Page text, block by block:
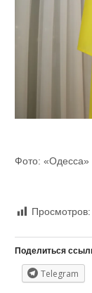
Фото: «Одесса»
Просмотров:
Поделиться
Telegram